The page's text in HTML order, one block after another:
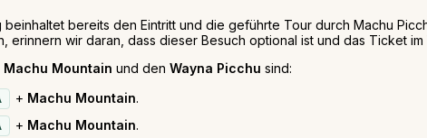
bereits den Eintritt und die geführte Tour durch Machu
erinnern wir daran, dass dieser Besuch optional ist und das Ticket
Machu Mountain und den Wayna Picchu sind:
+ Machu Mountain.
+ Machu Mountain.